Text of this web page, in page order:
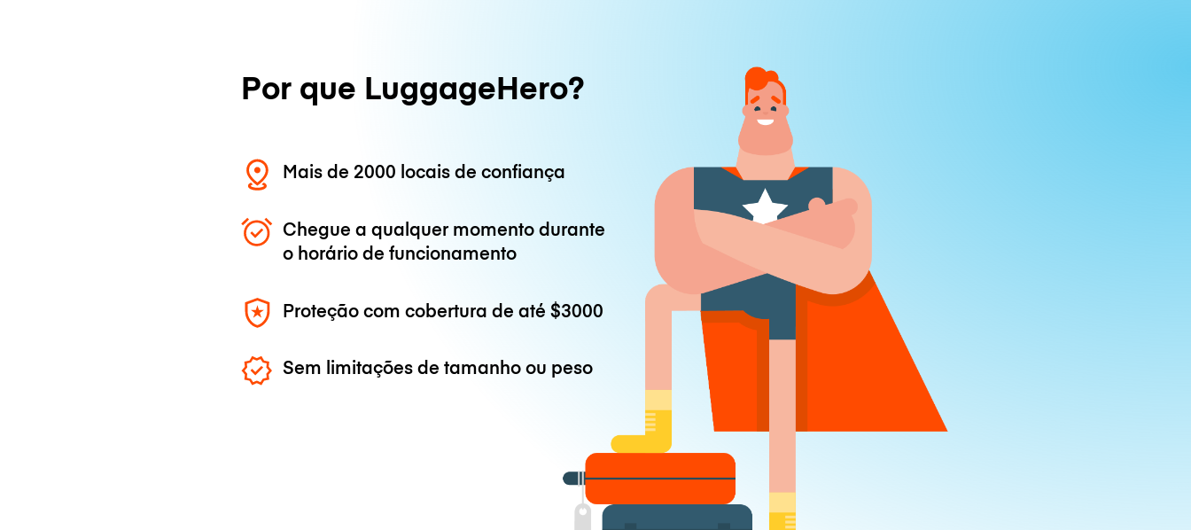
Por que LuggageHero?
Mais de 2000 locais de confiança
Chegue a qualquer momento durante
o horário de funcionamento
Proteção com cobertura de até$3000
Sem limitações de tamanho ou peso